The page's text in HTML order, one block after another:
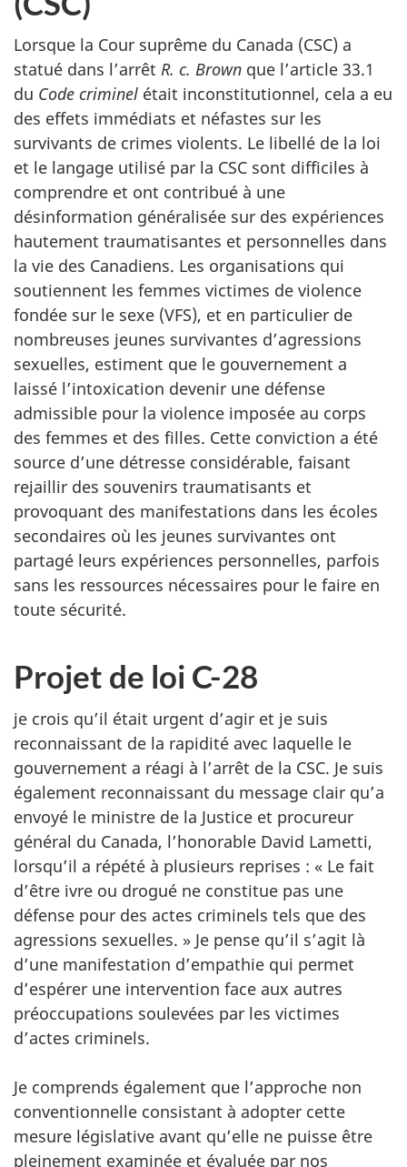
Lorsque la Cour suprême du Canada (CSC) a
statué dans l’arrêt R. c. Brown que l’article 33.1
du Code criminel était inconstitutionnel, cela a eu
des effets immédiats et néfastes sur les
survivants de crimes violents. Le libellé de la loi
et le langage utilisé par la CSC sont difficiles à
comprendre et ont contribué à une
désinformation généralisée sur des expériences
hautement traumatisantes et personnelles dans
la vie des Canadiens. Les organisations qui
soutiennent les femmes victimes de violence
fondée sur le sexe (VFS), et en particulier de
nombreuses jeunes survivantes d’agressions
sexuelles, estiment que le gouvernement a
laissé l’intoxication devenir une défense
admissible pour la violence imposée au corps
des femmes et des filles. Cette conviction a été
source d’une détresse considérable, faisant
rejaillir des souvenirs traumatisants et
provoquant des manifestations dans les écoles
secondaires où les jeunes survivantes ont
partagé leurs expériences personnelles, parfois
sans les ressources nécessaires pour le faire en
toute sécurité.
Projet de loi C-28
je crois qu’il était urgent d’agir et je suis
reconnaissant de la rapidité avec laquelle le
gouvernement a réagi à l’arrêt de la CSC. Je suis
également reconnaissant du message clair qu’a
envoyé le ministre de la Justice et procureur
général du Canada, l’honorable David Lametti,
lorsqu’il a répété à plusieurs reprises : « Le fait
d’être ivre ou drogué ne constitue pas une
défense pour des actes criminels tels que des
agressions sexuelles. » Je pense qu’il s’agit là
d’une manifestation d’empathie qui permet
d’espérer une intervention face aux autres
préoccupations soulevées par les victimes
d’actes criminels.
Je comprends également que l’approche non
conventionnelle consistant à adopter cette
mesure législative avant qu’elle ne puisse être
pleinement examinée et évaluée par nos